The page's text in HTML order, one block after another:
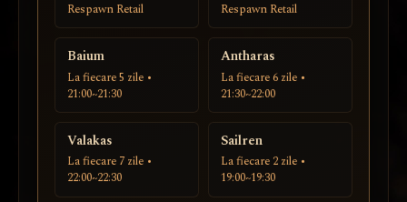
Respawn Retail Respawn Retail
Baium
La fiecare 5 zile •
21:00~21:30
Antharas
La fiecare 6 zile •
21:30~22:00
Valakas
La fiecare 7 zile •
22:00~22:30
Sailren
La fiecare 2 zile •
19:00~19:30